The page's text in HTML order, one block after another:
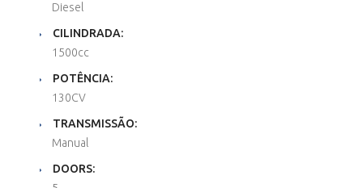
Diesel
CILINDRADA:
1500cc
POTÊNCIA:
130CV
TRANSMISSÃO:
Manual
DOORS: